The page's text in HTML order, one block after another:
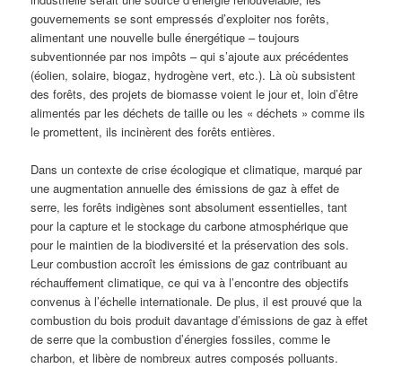
gouvernements se sont empressés d’exploiter nos forêts,
alimentant une nouvelle bulle énergétique – toujours
subventionnée par nos impôts – qui s’ajoute aux précédentes
(éolien, solaire, biogaz, hydrogène vert, etc.). Là où subsistent
des forêts, des projets de biomasse voient le jour et, loin d’être
alimentés par les déchets de taille ou les « déchets » comme ils
le promettent, ils incinèrent des forêts entières.
Dans un contexte de crise écologique et climatique, marqué par
une augmentation annuelle des émissions de gaz à effet de
serre, les forêts indigènes sont absolument essentielles, tant
pour la capture et le stockage du carbone atmosphérique que
pour le maintien de la biodiversité et la préservation des sols.
Leur combustion accroît les émissions de gaz contribuant au
réchauffement climatique, ce qui va à l’encontre des objectifs
convenus à l’échelle internationale. De plus, il est prouvé que la
combustion du bois produit davantage d’émissions de gaz à effet
de serre que la combustion d’énergies fossiles, comme le
charbon, et libère de nombreux autres composés polluants.